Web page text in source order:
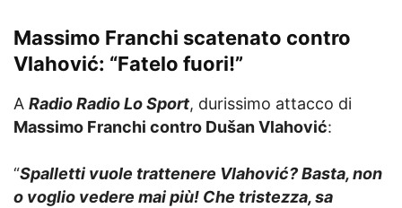
Massimo Franchi scatenato contro
Vlahović: “Fatelo fuori!”
A Radio Radio Lo Sport, durissimo attacco di
Massimo Franchi contro Dušan Vlahović:
“Spalletti vuole trattenere Vlahović? Basta, non
o voglio vedere mai più! Che tristezza, sa